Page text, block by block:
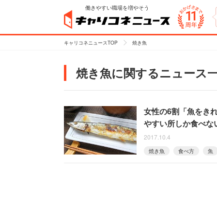
働きやすい職場を増やそう
キャリコネニュースTOP 焼き魚
焼き魚に関するニュース
女性の6割「魚をき
やすい所しか食べ
2017.10.4
焼き魚 食べ方 魚